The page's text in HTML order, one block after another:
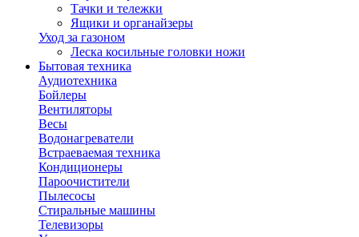
Тачки и тележки
Ящики и органайзеры
Уход за газоном
Леска косильные головки ножи
Бытовая техника
Аудиотехника
Бойлеры
Вентиляторы
Весы
Водонагреватели
Встраеваемая техника
Кондиционеры
Пароочистители
Пылесосы
Стиральные машины
Телевизоры